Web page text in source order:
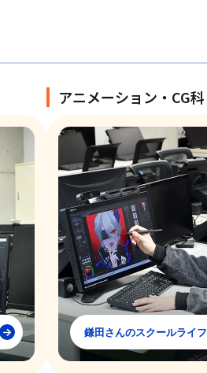
アニメーション・CG科
鎌田さんのスクールライフ